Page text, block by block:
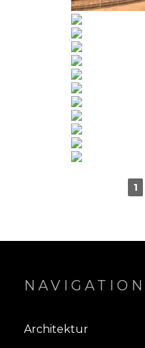
1
NAVIGATION
Architektur